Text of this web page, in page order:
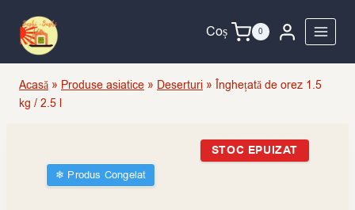
content
Coș 0
Acasă » Produse asiatice » Deserturi » Înghețată de orez 1.5
kg / 2.5 l
❄︎ Produs Congelat
STOC EPUIZAT